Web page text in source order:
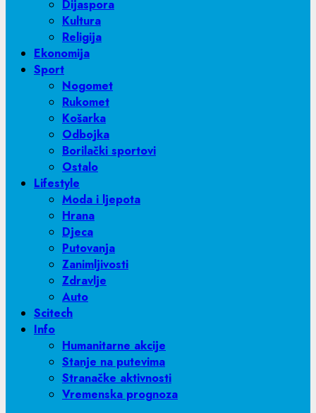
Dijaspora
Kultura
Religija
Ekonomija
Sport
Nogomet
Rukomet
Košarka
Odbojka
Borilački sportovi
Ostalo
Lifestyle
Moda i ljepota
Hrana
Djeca
Putovanja
Zanimljivosti
Zdravlje
Auto
Scitech
Info
Humanitarne akcije
Stanje na putevima
Stranačke aktivnosti
Vremenska prognoza